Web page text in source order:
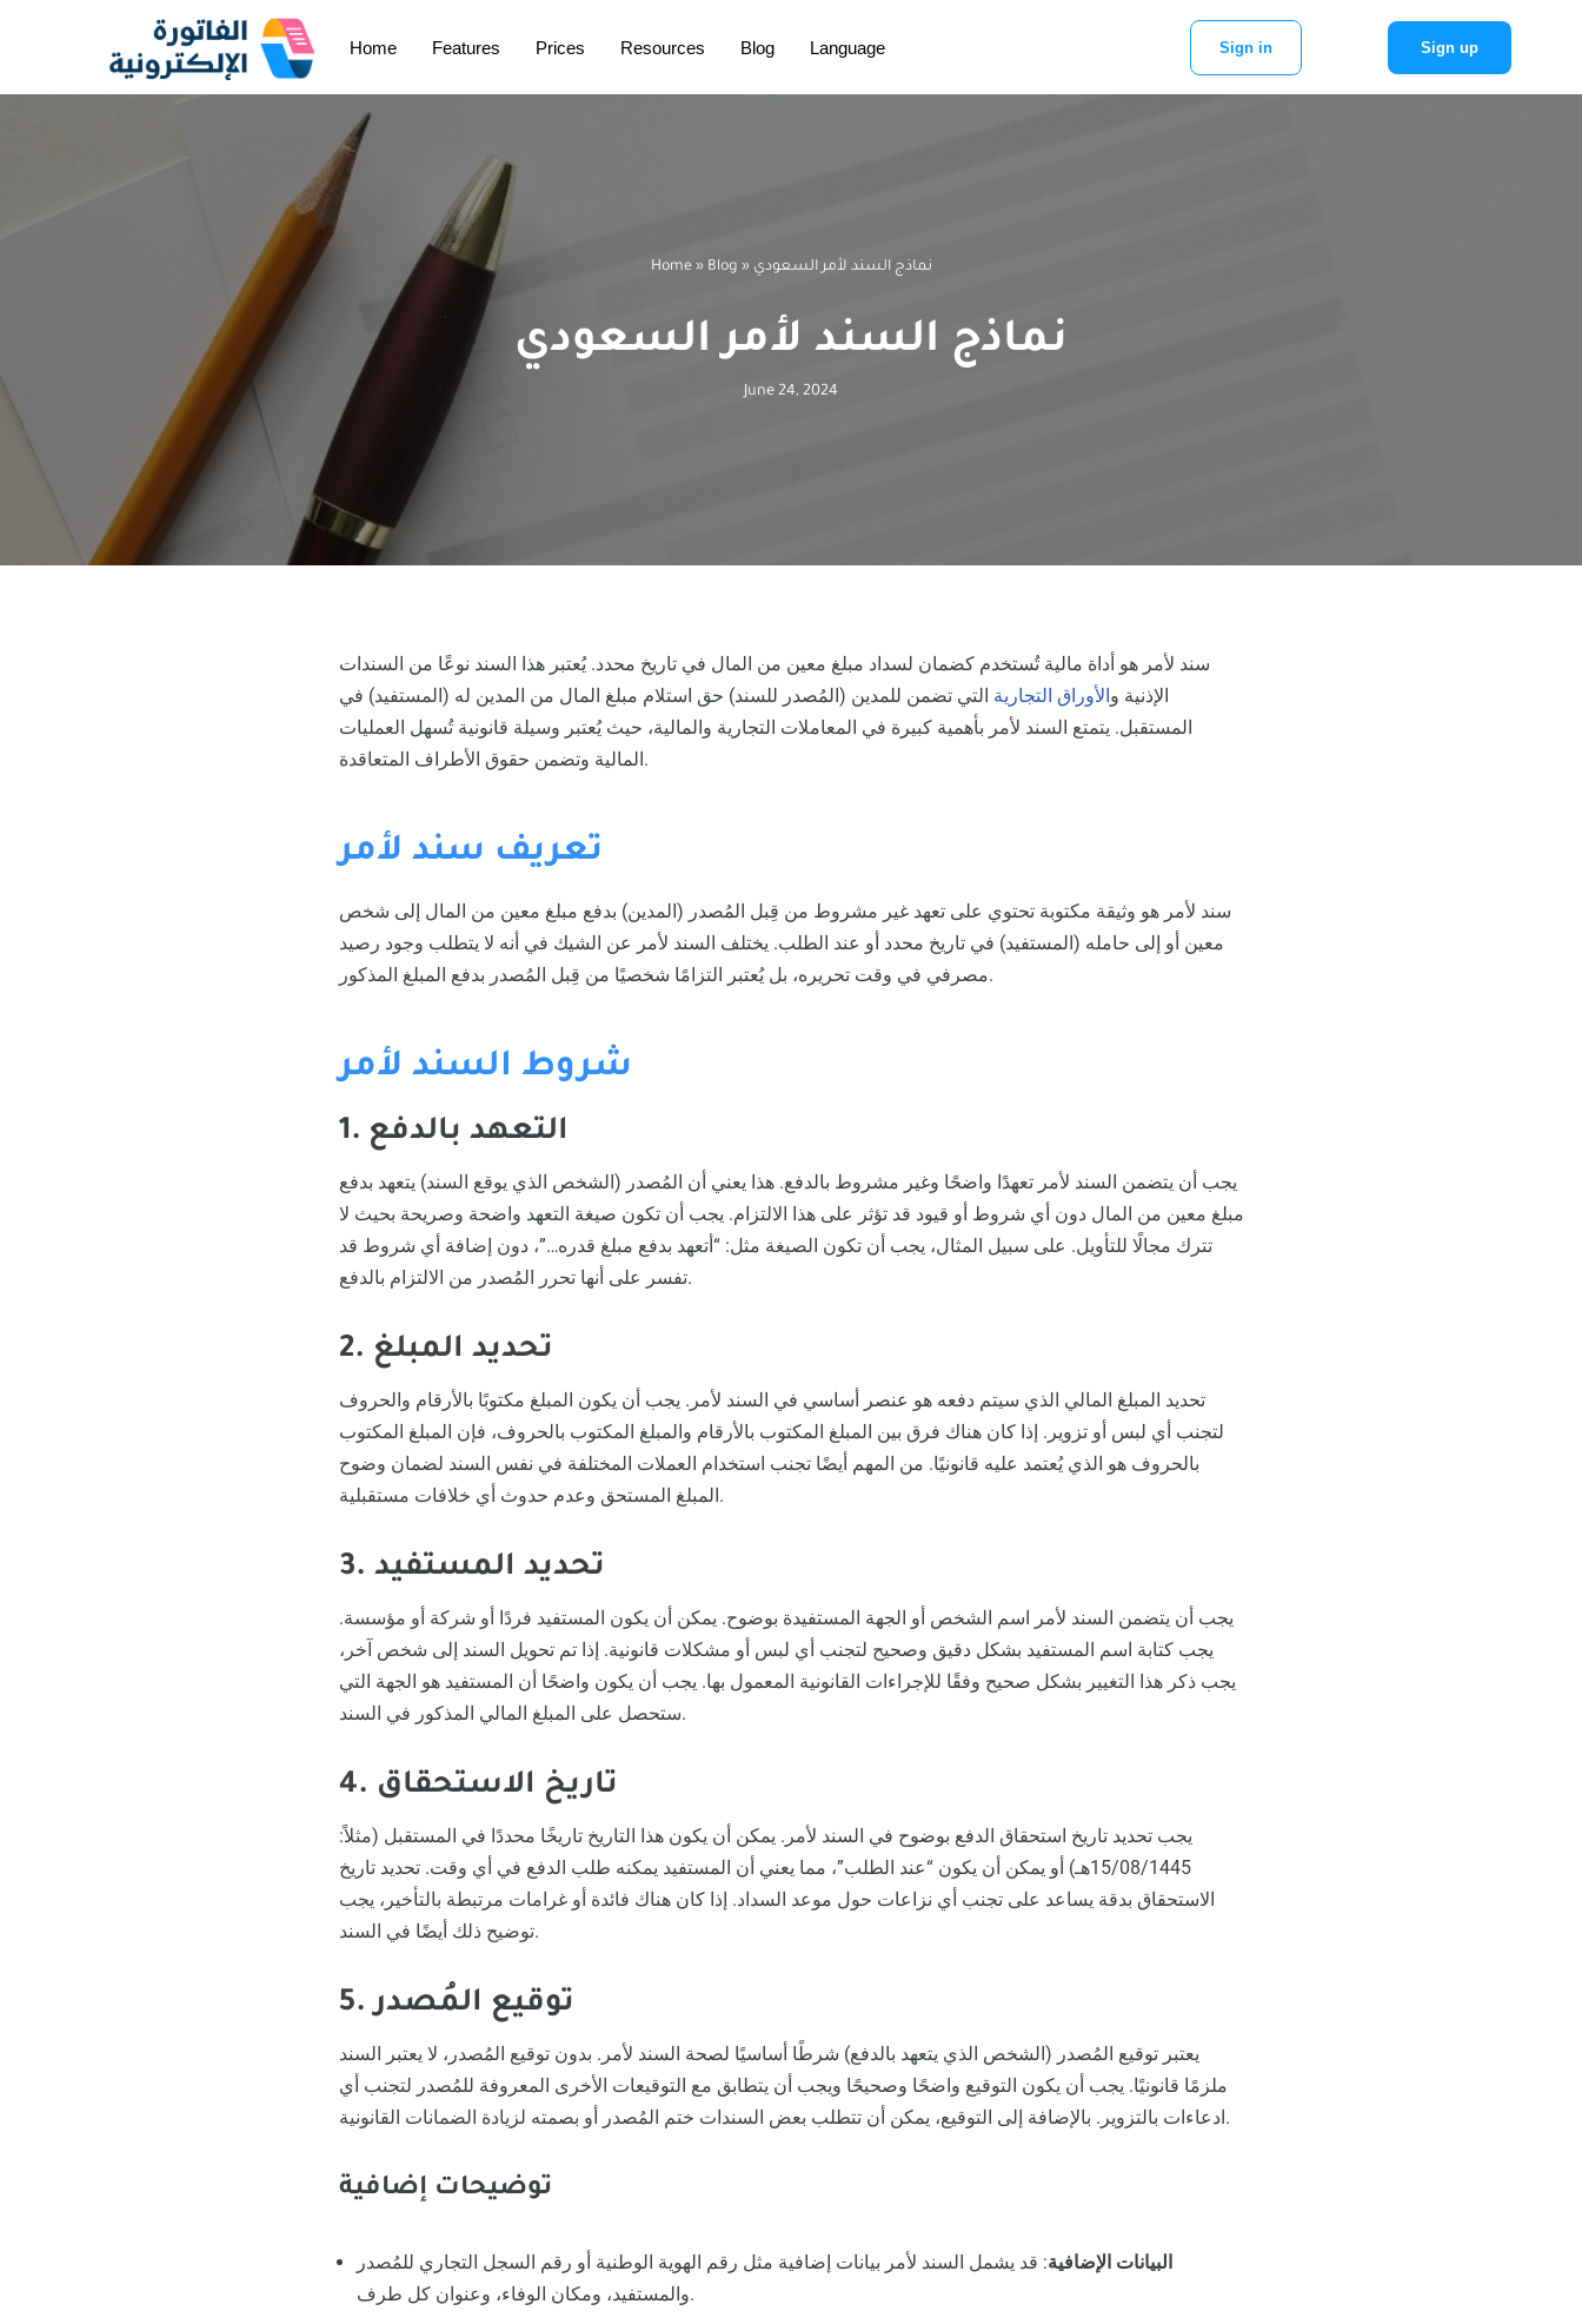
to
Home Features Prices Resources Blog Language Sign in Sign up
Home» Blog » نماذج السند لأمر السعودي
نماذج السند لأمر السعودي
June 24, 2024
سند لأمر هو أداة مالية تُستخدم كضمان لسداد مبلغ معين من المال في تاريخ محدد. يُعتبر هذا السند نوعًا من السندات
الإذنية والأوراق التجارية التي تضمن للمدين (المُصدر للسند) حق استلام مبلغ المال من المدين له (المستفيد) في
المستقبل. يتمتع السند لأمر بأهمية كبيرة في المعاملات التجارية والمالية، حيث يُعتبر وسيلة قانونية تُسهل العمليات
المالية وتضمن حقوق الأطراف المتعاقدة.
تعريف سند لأمر
سند لأمر هو وثيقة مكتوبة تحتوي على تعهد غير مشروط من قِبل المُصدر (المدين) بدفع مبلغ معين من المال إلى شخص
معين أو إلى حامله (المستفيد) في تاريخ محدد أو عند الطلب. يختلف السند لأمر عن الشيك في أنه لا يتطلب وجود رصيد
مصرفي في وقت تحريره، بل يُعتبر التزامًا شخصيًا من قِبل المُصدر بدفع المبلغ المذكور.
شروط السند لأمر
1. التعهد بالدفع
يجب أن يتضمن السند لأمر تعهدًا واضحًا وغير مشروط بالدفع. هذا يعني أن المُصدر (الشخص الذي يوقع السند) يتعهد بدفع
مبلغ معين من المال دون أي شروط أو قيود قد تؤثر على هذا الالتزام. يجب أن تكون صيغة التعهد واضحة وصريحة بحيث لا
تترك مجالًا للتأويل. على سبيل المثال، يجب أن تكون الصيغة مثل: “أتعهد بدفع مبلغ قدره…”، دون إضافة أي شروط قد
تفسر على أنها تحرر المُصدر من الالتزام بالدفع.
2. تحديد المبلغ
تحديد المبلغ المالي الذي سيتم دفعه هو عنصر أساسي في السند لأمر. يجب أن يكون المبلغ مكتوبًا بالأرقام والحروف
لتجنب أي لبس أو تزوير. إذا كان هناك فرق بين المبلغ المكتوب بالأرقام والمبلغ المكتوب بالحروف، فإن المبلغ المكتوب
بالحروف هو الذي يُعتمد عليه قانونيًا. من المهم أيضًا تجنب استخدام العملات المختلفة في نفس السند لضمان وضوح
المبلغ المستحق وعدم حدوث أي خلافات مستقبلية.
3. تحديد المستفيد
يجب أن يتضمن السند لأمر اسم الشخص أو الجهة المستفيدة بوضوح. يمكن أن يكون المستفيد فردًا أو شركة أو مؤسسة.
يجب كتابة اسم المستفيد بشكل دقيق وصحيح لتجنب أي لبس أو مشكلات قانونية. إذا تم تحويل السند إلى شخص آخر،
يجب ذكر هذا التغيير بشكل صحيح وفقًا للإجراءات القانونية المعمول بها. يجب أن يكون واضحًا أن المستفيد هو الجهة التي
ستحصل على المبلغ المالي المذكور في السند.
4. تاريخ الاستحقاق
يجب تحديد تاريخ استحقاق الدفع بوضوح في السند لأمر. يمكن أن يكون هذا التاريخ تاريخًا محددًا في المستقبل (مثلاً:
15/08/1445هـ) أو يمكن أن يكون “عند الطلب”، مما يعني أن المستفيد يمكنه طلب الدفع في أي وقت. تحديد تاريخ
الاستحقاق بدقة يساعد على تجنب أي نزاعات حول موعد السداد. إذا كان هناك فائدة أو غرامات مرتبطة بالتأخير، يجب
توضيح ذلك أيضًا في السند.
5. توقيع المُصدر
يعتبر توقيع المُصدر (الشخص الذي يتعهد بالدفع) شرطًا أساسيًا لصحة السند لأمر. بدون توقيع المُصدر، لا يعتبر السند
ملزمًا قانونيًا. يجب أن يكون التوقيع واضحًا وصحيحًا ويجب أن يتطابق مع التوقيعات الأخرى المعروفة للمُصدر لتجنب أي
ادعاءات بالتزوير. بالإضافة إلى التوقيع، يمكن أن تتطلب بعض السندات ختم المُصدر أو بصمته لزيادة الضمانات القانونية.
توضيحات إضافية
البيانات الإضافية: قد يشمل السند لأمر بيانات إضافية مثل رقم الهوية الوطنية أو رقم السجل التجاري للمُصدر
والمستفيد، ومكان الوفاء، وعنوان كل طرف.